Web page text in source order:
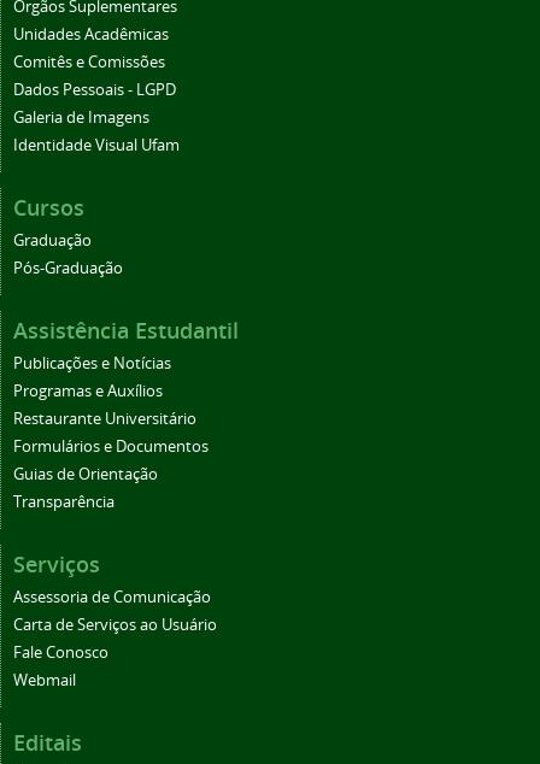
Órgãos Suplementares
Unidades Acadêmicas
Comitês e Comissões
Dados Pessoais - LGPD
Galeria de Imagens
Identidade Visual Ufam
Cursos
Graduação
Pós-Graduação
Assistência Estudantil
Publicações e Notícias
Programas e Auxílios
Restaurante Universitário
Formulários e Documentos
Guias de Orientação
Transparência
Serviços
Assessoria de Comunicação
Carta de Serviços ao Usuário
Fale Conosco
Webmail
Editais